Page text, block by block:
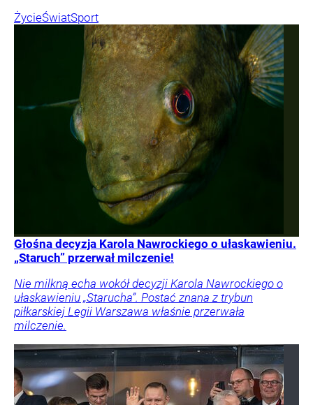
ŻycieŚwiatSport
Głośna decyzja Karola Nawrockiego o ułaskawieniu.
„Staruch” przerwał milczenie!
Nie milkną echa wokół decyzji Karola Nawrockiego o
ułaskawieniu „Starucha”. Postać znana z trybun
piłkarskiej Legii Warszawa właśnie przerwała
milczenie.